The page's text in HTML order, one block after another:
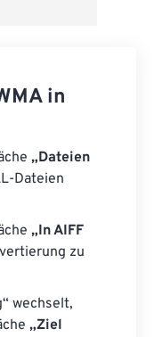
in
„Dateien
Dateien
„In AIFF
zu
wechselt,
„Ziel